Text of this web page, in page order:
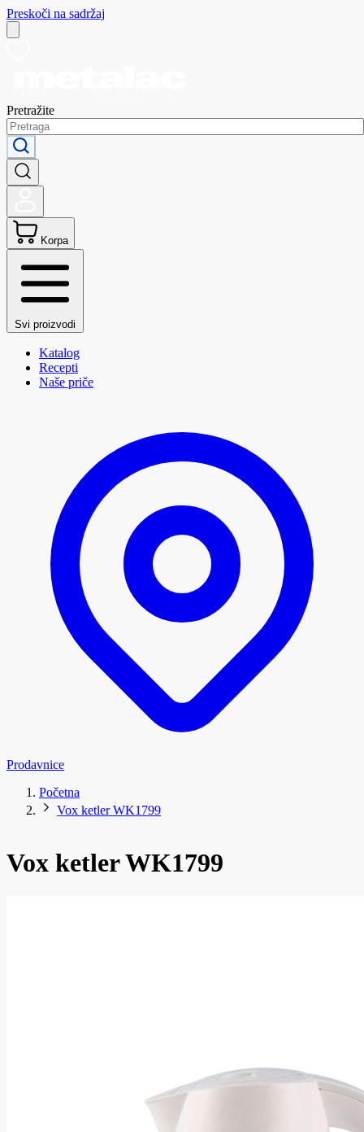
Preskoči na sadržaj
Pretražite
Korpa
Svi proizvodi
Katalog
Recepti
Naše priče
Prodavnice
Početna
Vox ketler WK1799
Vox ketler WK1799